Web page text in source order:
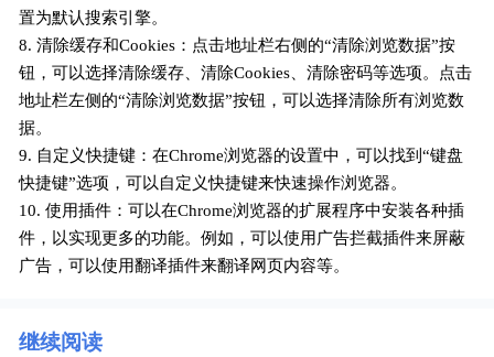
置为默认搜索引擎。
8. 清除缓存和Cookies：点击地址栏右侧的“清除浏览数据”按
钮，可以选择清除缓存、清除Cookies、清除密码等选项。点击
地址栏左侧的“清除浏览数据”按钮，可以选择清除所有浏览数
据。
9. 自定义快捷键：在Chrome浏览器的设置中，可以找到“键盘
快捷键”选项，可以自定义快捷键来快速操作浏览器。
10. 使用插件：可以在Chrome浏览器的扩展程序中安装各种插
件，以实现更多的功能。例如，可以使用广告拦截插件来屏蔽
广告，可以使用翻译插件来翻译网页内容等。
继续阅读